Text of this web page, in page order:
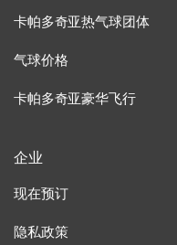
卡帕多奇亚热气球团体
气球价格
卡帕多奇亚豪华飞行
企业
现在预订
隐私政策